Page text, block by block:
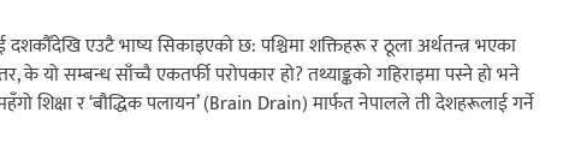
एउटै भाष्य सिकाइएको छ: पश्चिमा शक्तिहरू र ठूला अर्थतन्त्र भएका
के यो सम्बन्ध साँच्चै एकतर्फी परोपकार हो? तथ्याङ्कको गहिराइमा पस्ने हो भने
शिक्षा र ‘बौद्धिक पलायन’ (Brain Drain) मार्फत नेपालले ती देशहरूलाई गर्ने